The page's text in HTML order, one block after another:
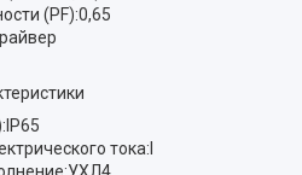
(PF):0,65
тока:I